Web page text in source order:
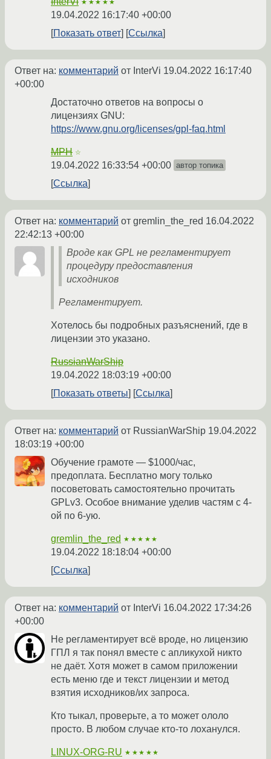
★★★★★
19.04.2022 16:17:40 +00:00
Показать ответ
Ссылка
Ответ на: комментарий от InterVi 19.04.2022 16:17:40
+00:00
Достаточно ответов на вопросы о
лицензиях GNU:
https://www.gnu.org/licenses/gpl-faq.html
MPH ☆
19.04.2022 16:33:54 +00:00 автор топика
Ссылка
Ответ на: комментарий от gremlin_the_red 16.04.2022
22:42:13 +00:00
Вроде как GPL не регламентирует
процедуру предоставления
исходников
Регламентирует.
Хотелось бы подробных разъяснений, где в
лицензии это указано.
RussianWarShip
19.04.2022 18:03:19 +00:00
Показать ответы
Ссылка
Ответ на: комментарий от RussianWarShip 19.04.2022
18:03:19 +00:00
Обучение грамоте — $1000/час,
предоплата. Бесплатно могу только
посоветовать самостоятельно прочитать
GPLv3. Особое внимание уделив частям с 4-
ой по 6-ую.
gremlin_the_red ★★★★★
19.04.2022 18:18:04 +00:00
Ссылка
Ответ на: комментарий от InterVi 16.04.2022 17:34:26
+00:00
Не регламентирует всё вроде, но лицензию
ГПЛ я так понял вместе с апликухой никто
не даёт. Хотя может в самом приложении
есть меню где и текст лицензии и метод
взятия исходников/их запроса.
Кто тыкал, проверьте, а то может ололо
просто. В любом случае кто-то лоханулся.
LINUX-ORG-RU ★★★★★